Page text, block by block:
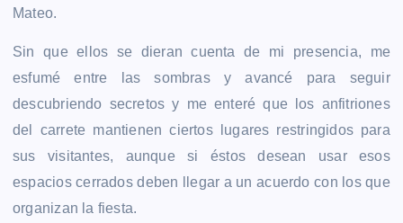
Mateo.
Sin que ellos se dieran cuenta de mi presencia, me
esfumé entre las sombras y avancé para seguir
descubriendo secretos y me enteré que los anfitriones
del carrete mantienen ciertos lugares restringidos para
sus visitantes, aunque si éstos desean usar esos
espacios cerrados deben llegar a un acuerdo con los que
organizan la fiesta.